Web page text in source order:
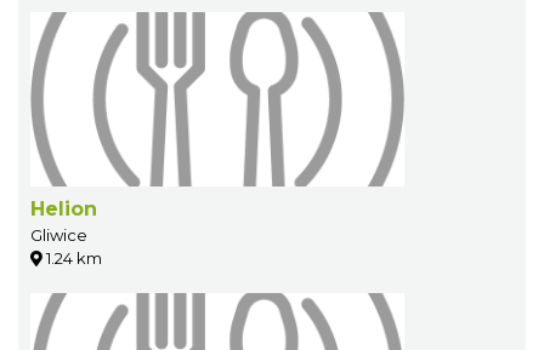
Helion
Gliwice
1.24 km